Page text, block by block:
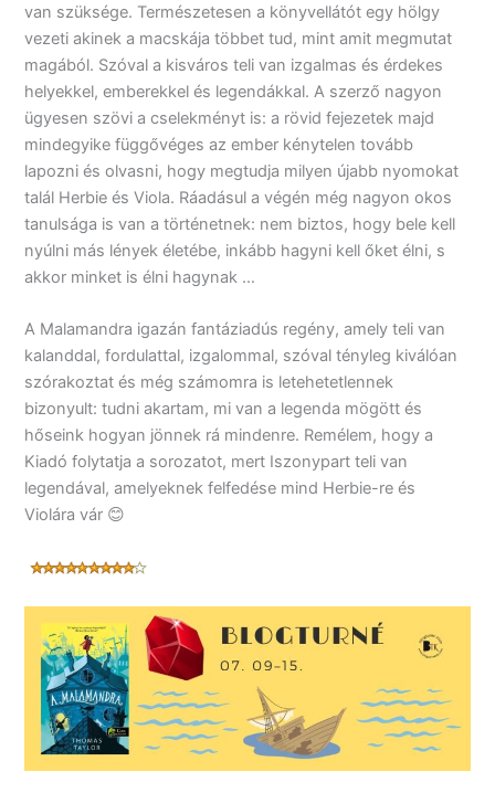
van szüksége. Természetesen a könyvellátót egy hölgy
vezeti akinek a macskája többet tud, mint amit megmutat
magából. Szóval a kisváros teli van izgalmas és érdekes
helyekkel, emberekkel és legendákkal. A szerző nagyon
ügyesen szövi a cselekményt is: a rövid fejezetek majd
mindegyike függővéges az ember kénytelen tovább
lapozni és olvasni, hogy megtudja milyen újabb nyomokat
talál Herbie és Viola. Ráadásul a végén még nagyon okos
tanulsága is van a történetnek: nem biztos, hogy bele kell
nyúlni más lények életébe, inkább hagyni kell őket élni, s
akkor minket is élni hagynak …
A Malamandra igazán fantáziadús regény, amely teli van
kalanddal, fordulattal, izgalommal, szóval tényleg kiválóan
szórakoztat és még számomra is letehetetlennek
bizonyult: tudni akartam, mi van a legenda mögött és
hőseink hogyan jönnek rá mindenre. Remélem, hogy a
Kiadó folytatja a sorozatot, mert Iszonypart teli van
legendával, amelyeknek felfedése mind Herbie-re és
Violára vár 😊